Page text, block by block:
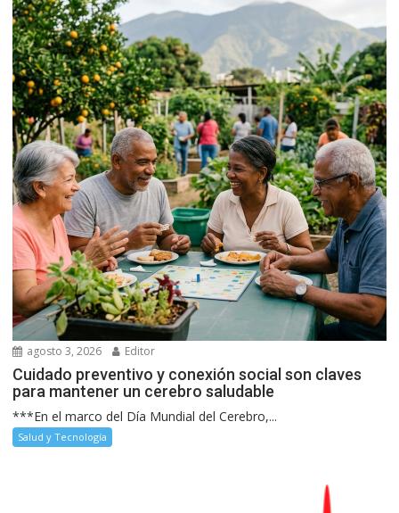
agosto 3, 2026 Editor
Cuidado preventivo y conexión social son claves
para mantener un cerebro saludable
***En el marco del Día Mundial del Cerebro,...
Salud y Tecnología